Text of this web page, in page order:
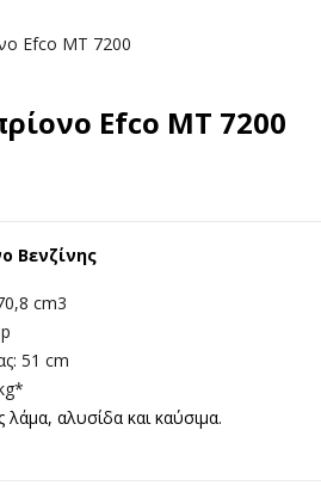
Efco MT 7200
Efco MT 7200
Βενζίνης
cm3
51 cm
αλυσίδα και καύσιμα.